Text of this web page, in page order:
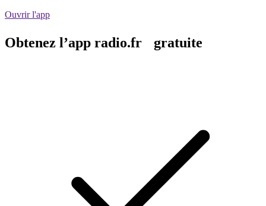
Ouvrir l'app
Obtenez l’app radio.fr gratuite